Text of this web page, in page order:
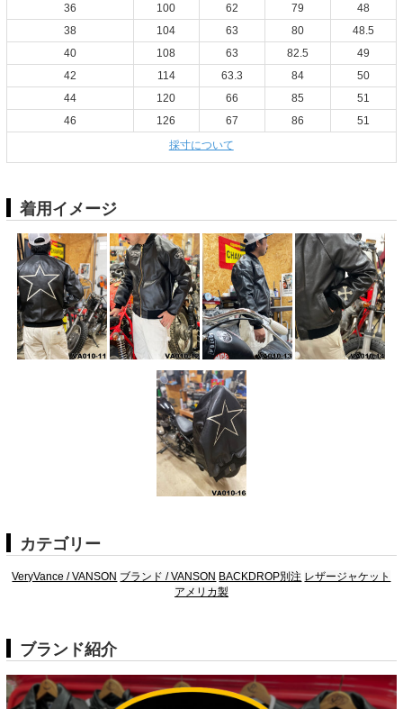
36
100 62 79
48
38
104 63 80
48.5
40
108 63 82.5
49
42
114 63.3 84
50
44
120 66 85
51
46
126 67 86
51
採寸について
着用イメージ
カテゴリー
VeryVance / VANSON ブランド / VANSON BACKDROP別注 レザージャケット
アメリカ製
ブランド紹介